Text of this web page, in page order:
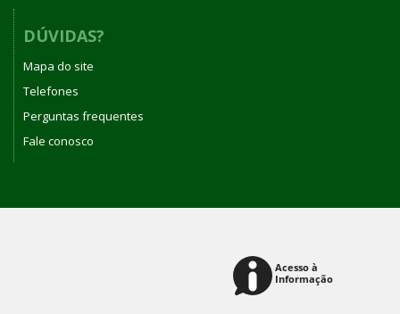
DÚVIDAS?
Mapa do site
Telefones
Perguntas frequentes
Fale conosco